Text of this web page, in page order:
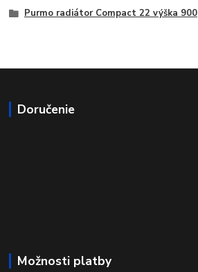
Purmo radiátor Compact 22 výška 900
Doručenie
Možnosti platby